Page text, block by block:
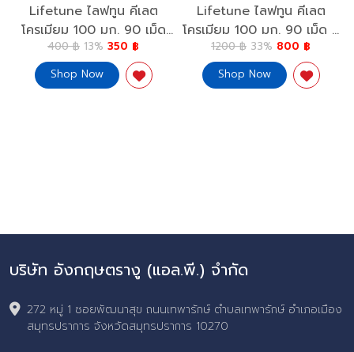
Lifetune ไลฟทูน คีเลต
โครเมียม 100 มก. 90 เม็ด
Chelated Chromium
100mg.
400 ฿ 13% 350 ฿
Shop Now
Lifetune ไลฟทูน คีเลต
โครเมียม 100 มก. 90 เม็ด 2
ขวดฟรี 1 Chelated
Chromium 100mg.x 2
Free 1
1200 ฿ 33% 800 ฿
Shop Now
บริษัท อังกฤษตรางู (แอล.พี.) จำกัด
272 หมู่ 1 ซอยพัฒนาสุข ถนนเทพารักษ์ ตำบลเทพารักษ์ อำเภอเมือง
สมุทรปราการ จังหวัดสมุทรปราการ 10270